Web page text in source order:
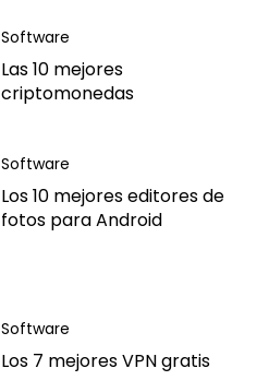
Software
Las 10 mejores
criptomonedas
Software
Los 10 mejores editores de
fotos para Android
Software
Los 7 mejores VPN gratis